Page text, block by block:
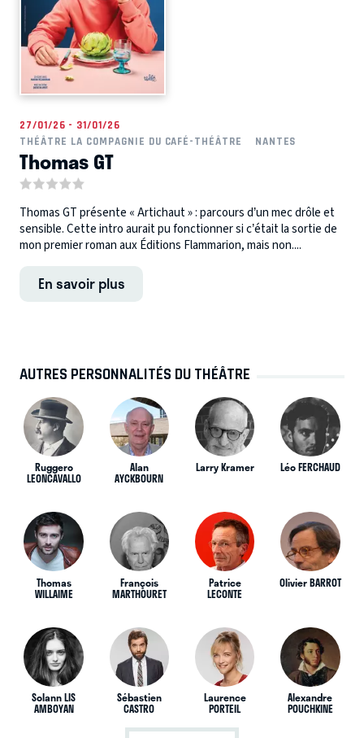
27/01/26 - 31/01/26
THÉÂTRE LA COMPAGNIE DU CAFÉ-THÉÂTRE
NANTES
Thomas GT
Thomas GT présente « Artichaut » : parcours d’un mec drôle et
sensible. Cette intro aurait pu fonctionner si c’était la sortie de
mon premier roman aux Éditions Flammarion, mais non....
En savoir plus
AUTRES PERSONNALITÉS DU THÉÂTRE
Ruggero
LEONCAVALLO
Alan
AYCKBOURN
Larry Kramer Léo FERCHAUD
Thomas
WILLAIME
François
MARTHOURET
Patrice
LECONTE
Olivier BARROT
Solann LIS
AMBOYAN
Sébastien
CASTRO
Laurence
PORTEIL
Alexandre
POUCHKINE